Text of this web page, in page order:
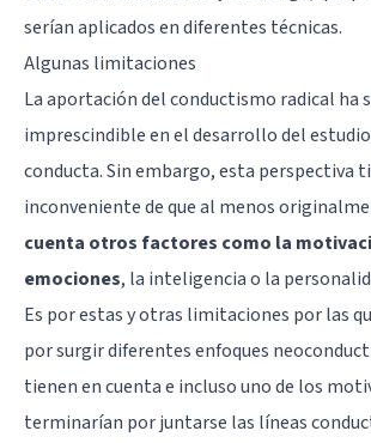
serían aplicados en diferentes técnicas.
Algunas limitaciones
La aportación del conductismo radical ha
imprescindible en el desarrollo del
conducta. Sin embargo, esta perspectiva
inconveniente de que al menos
cuenta otros factores como la
emociones, la inteligencia o la
Es por estas y otras limitaciones por las
por surgir diferentes enfoques
tienen en cuenta e incluso uno de los
terminarían por juntarse las líneas